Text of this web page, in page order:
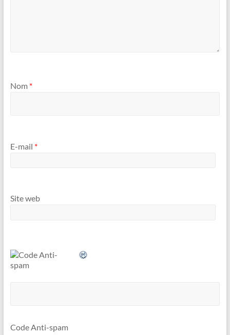
Nom *
E-mail *
Site web
Code Anti-spam